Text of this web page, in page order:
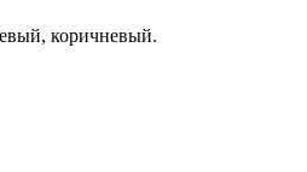
коричневый.